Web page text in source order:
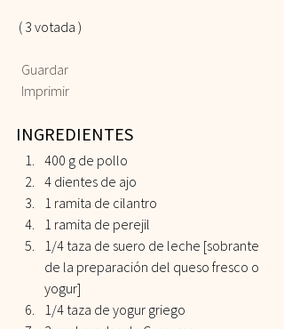
( 3 votada )
Guardar
Imprimir
INGREDIENTES
400 g de pollo
4 dientes de ajo
1 ramita de cilantro
1 ramita de perejil
1/4 taza de suero de leche [sobrante
de la preparación del queso fresco o
yogur]
1/4 taza de yogur griego